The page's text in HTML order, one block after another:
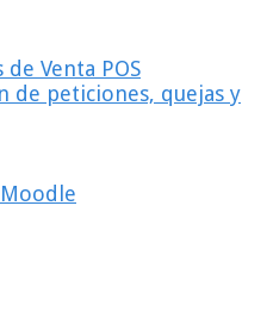
Venta POS
de peticiones, quejas y